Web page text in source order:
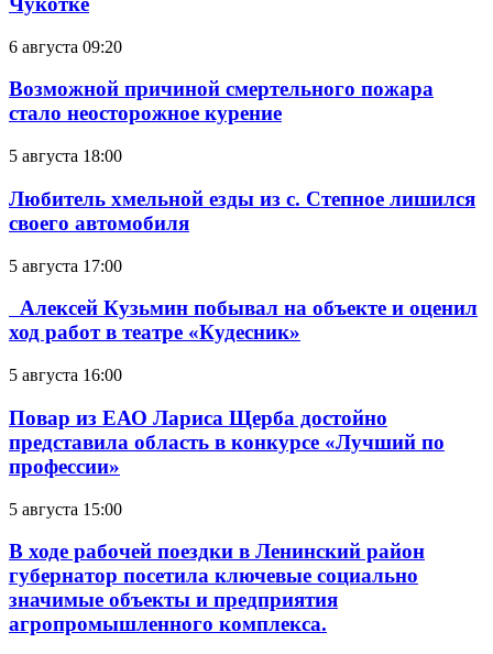
6 августа 09:20
Возможной причиной смертельного пожара
стало неосторожное курение
5 августа 18:00
Любитель хмельной езды из с. Степное лишился
своего автомобиля
5 августа 17:00
Алексей Кузьмин побывал на объекте и оценил
ход работ в театре «Кудесник»
5 августа 16:00
Повар из ЕАО Лариса Щерба достойно
представила область в конкурсе «Лучший по
профессии»
5 августа 15:00
В ходе рабочей поездки в Ленинский район
губернатор посетила ключевые социально
значимые объекты и предприятия
агропромышленного комплекса.